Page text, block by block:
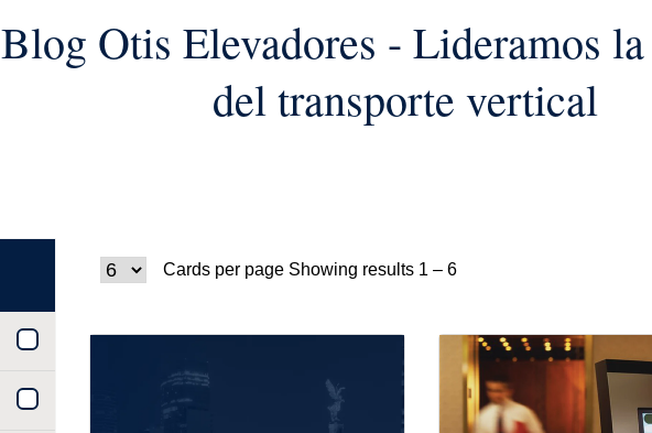
Blog Otis Elevadores - Lideramos
del transporte vertical
Cards per page Showing results 1 – 6